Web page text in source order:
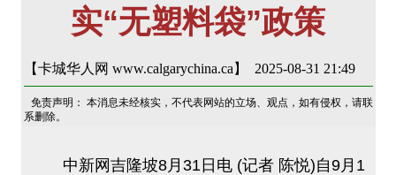
实“无塑料袋”政策
【卡城华人网 www.calgarychina.ca】 2025-08-31 21:49
免责声明： 本消息未经核实，不代表网站的立场、观点，如有侵权，请联
系删除。
中新网吉隆坡8月31日电 (记者 陈悦)自9月1